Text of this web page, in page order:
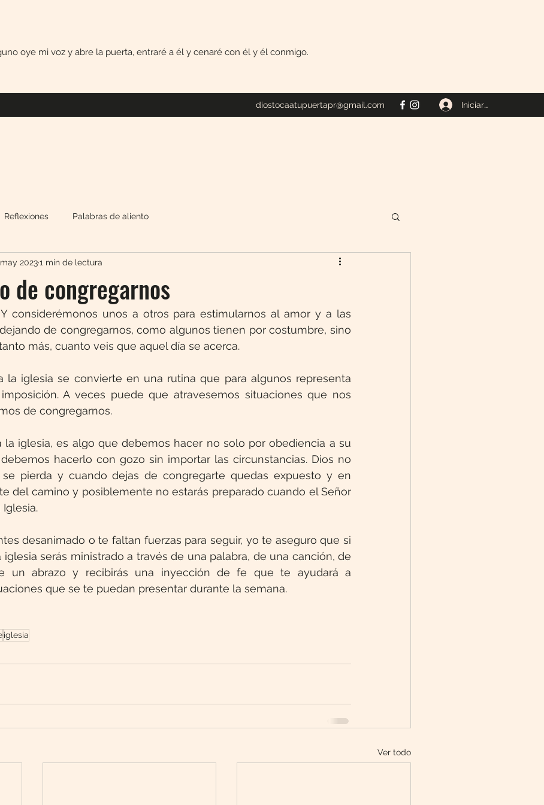
oye mi voz y abre la puerta, entraré a él y cenaré con él y él conmigo.
diostocaatupuertapr@gmail.com Iniciar sesión
Reflexiones Palabras de aliento
de congregarnos
20231 min de lectura
Y considerémonos unos a otros para estimularnos al amor y a las
de congregarnos, como algunos tienen por costumbre, sino
más, cuanto veis que aquel día se acerca.
la iglesia se convierte en una rutina que para algunos representa
A veces puede que atravesemos situaciones que nos
de congregarnos.
la iglesia, es algo que debemos hacer no solo por obediencia a su
hacerlo con gozo sin importar las circunstancias. Dios no
pierda y cuando dejas de congregarte quedas expuesto y en
del camino y posiblemente no estarás preparado cuando el Señor
desanimado o te faltan fuerzas para seguir, yo te aseguro que si
serás ministrado a través de una palabra, de una canción, de
un abrazo y recibirás una inyección de fe que te ayudará a
que se te puedan presentar durante la semana.
iglesia
Ver todo